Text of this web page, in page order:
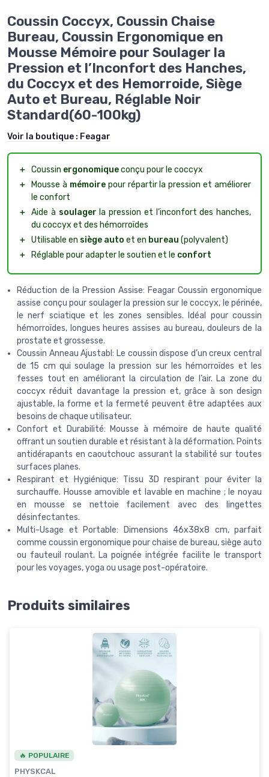
Coussin Coccyx, Coussin Chaise
Bureau, Coussin Ergonomique en
Mousse Mémoire pour Soulager la
Pression et l’Inconfort des Hanches,
du Coccyx et des Hemorroide, Siège
Auto et Bureau, Réglable Noir
Standard(60-100kg)
Voir la boutique : Feagar
＋ Coussin ergonomiqueconçu pour le coccyx
＋
Mousse à mémoirepour répartir la pression et améliorer
le confort
＋ Aide à soulager la pression et l’inconfort des hanches,
du coccyx et des hémorroïdes
＋ Utilisable en siège auto et en bureau (polyvalent)
＋
Réglable pour adapter le soutien et le confort
Réduction de la Pression Assise: Feagar Coussin ergonomique
assise conçu pour soulager la pression sur le coccyx, le périnée,
le nerf sciatique et les zones sensibles. Idéal pour coussin
hémorroïdes, longues heures assises au bureau, douleurs de la
prostate et grossesse.
Coussin Anneau Ajustabl: Le coussin dispose d’un creux central
de 15 cm qui soulage la pression sur les hémorroïdes et les
fesses tout en améliorant la circulation de l’air. La zone du
coccyx réduit davantage la pression et, grâce à son design
ajustable, la forme et la fermeté peuvent être adaptées aux
besoins de chaque utilisateur.
Confort et Durabilité: Mousse à mémoire de haute qualité
offrant un soutien durable et résistant à la déformation. Points
antidérapants en caoutchouc assurant la stabilité sur toutes
surfaces planes.
Respirant et Hygiénique: Tissu 3D respirant pour éviter la
surchauffe. Housse amovible et lavable en machine ; le noyau
en mousse se nettoie facilement avec des lingettes
désinfectantes.
Multi-Usage et Portable: Dimensions 46x38x8 cm, parfait
comme coussin ergonomique pour chaise de bureau, siège auto
ou fauteuil roulant. La poignée intégrée facilite le transport
pour les voyages, yoga ou usage post-opératoire.
Produits similaires
🔥 POPULAIRE
PHYSKCAL